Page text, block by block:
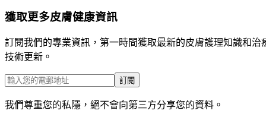
獲取更多皮膚健康資訊
訂閱我們的專業資訊，第一時間獲取最新的皮膚護理知識和治
技術更新。
訂閱
我們尊重您的私隱，絕不會向第三方分享您的資料。